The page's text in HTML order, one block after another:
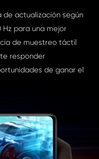
de actualización según
Hz para una mejor
de muestreo táctil
responder
de ganar el